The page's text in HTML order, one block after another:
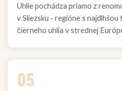
Uhlie pochádza priamo z
v Sliezsku - regióne s
čierneho uhlia v strednej
05